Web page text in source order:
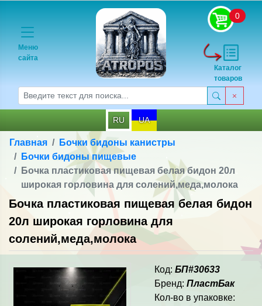
Меню
сайта
0
Каталог
товаров
RU UA
Главная
Бочки бидоны канистры
Бочки бидоны пищевые
Бочка пластиковая пищевая белая бидон 20л
широкая горловина для солений,меда,молока
Бочка пластиковая пищевая белая бидон
20л широкая горловина для
солений,меда,молока
Код: БП#30633
Бренд: ПластБак
Кол-во в упаковке: